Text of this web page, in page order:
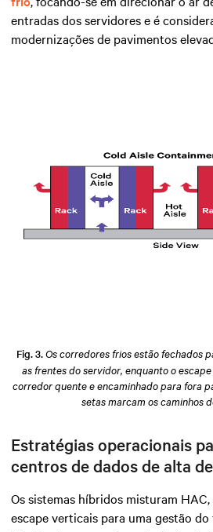
entradas dos servidores e é
modernizações de pavimentos
Fig. 3.Os corredores frios estão fechados
as frentes do servidor, enquanto o
corredor quente e encaminhado para fora
setas marcam os caminhos
Estratégias operacionais
centros de dados de alta
Os sistemas híbridos misturam
escape verticais para uma gestão